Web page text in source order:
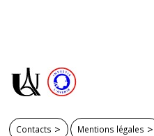
Contacts Mentions légales